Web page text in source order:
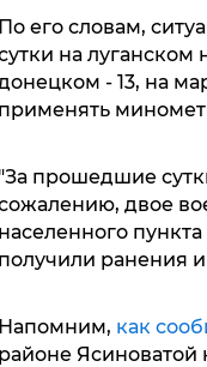
По его словам,
на
- 13, на
применять
"За прошедшие
двое
населенного
получили ранения
Напомним, как
районе